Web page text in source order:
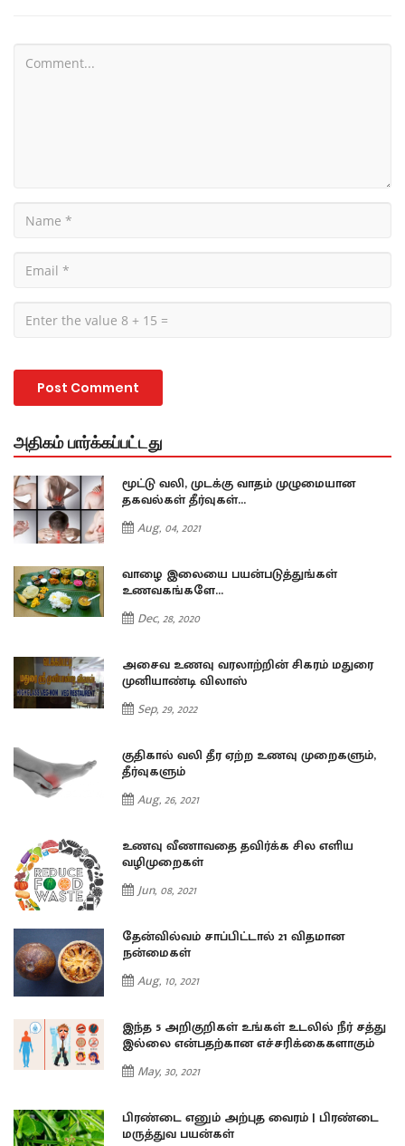
அதிகம் பார்க்கப்பட்டது
மூட்டு வலி, முடக்கு வாதம் முழுமையான
தகவல்கள் தீர்வுகள்...
Aug, 04, 2021
வாழை இலையை பயன்படுத்துங்கள்
உணவகங்களே...
Dec, 28, 2020
அசைவ உணவு வரலாற்றின் சிகரம் மதுரை
முனியாண்டி விலாஸ்
Sep, 29, 2022
குதிகால் வலி தீர ஏற்ற உணவு முறைகளும்,
தீர்வுகளும்
Aug, 26, 2021
உணவு வீணாவதை தவிர்க்க சில எளிய
வழிமுறைகள்
Jun, 08, 2021
தேன்வில்வம் சாப்பிட்டால் 21 விதமான
நன்மைகள்
Aug, 10, 2021
இந்த 5 அறிகுறிகள் உங்கள் உடலில் நீர் சத்து
இல்லை என்பதற்கான எச்சரிக்கைகளாகும்
May, 30, 2021
பிரண்டை எனும் அற்புத வைரம் | பிரண்டை
மருத்துவ பயன்கள்